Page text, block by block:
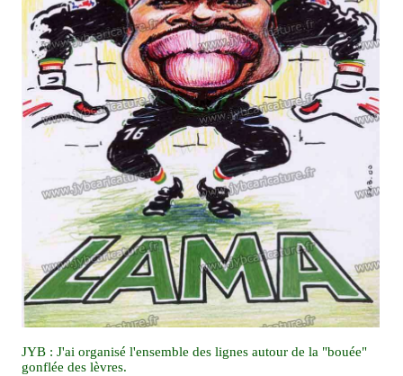
JYB : J'ai organisé l'ensemble des lignes autour de la "bouée"
gonflée des lèvres.